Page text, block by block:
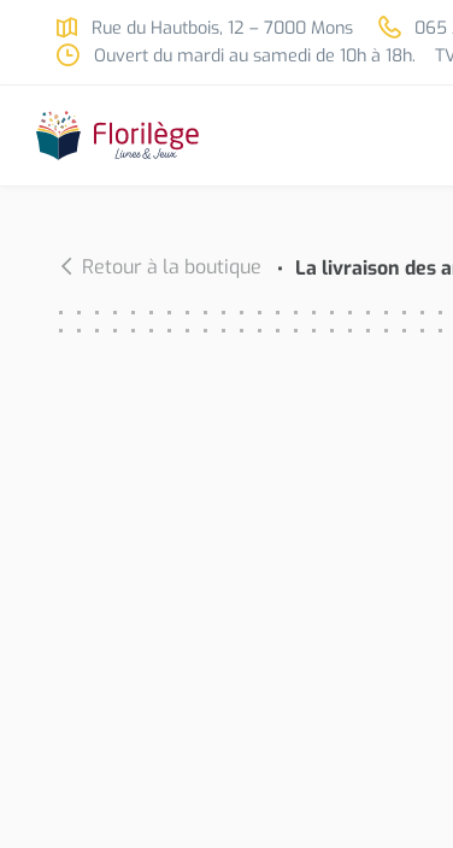
Skip to main content
Rue du Hautbois, 12 – 7000 Mons 065
Ouvert du mardi au samedi de 10h à 18h.
Retour à la boutique La livraison des